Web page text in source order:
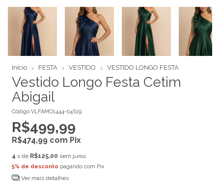
Início FESTA VESTIDO VESTIDO LONGO FESTA
Vestido Longo Festa Cetim
Abigail
Código VLFAMO1444-04S19
R$499,99
R$474,99 com Pix
4 x de R$125,00 sem juros
5% de desconto pagando com Pix
Ver mais detalhes